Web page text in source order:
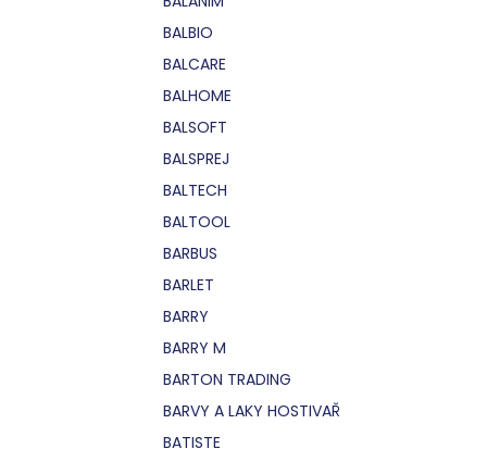
BALBIO
BALCARE
BALHOME
BALSOFT
BALSPREJ
BALTECH
BALTOOL
BARBUS
BARLET
BARRY
BARRY M
BARTON TRADING
BARVY A LAKY HOSTIVAŘ
BATISTE